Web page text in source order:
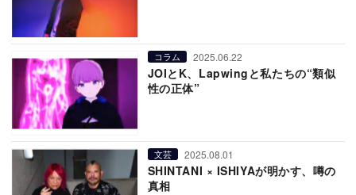
コラム 2025.06.22
JOIとK、Lapwingと私たちの“類似
性の正体”
文芸 2025.08.01
SHINTANI × ISHIYAが明かす、噂の
真相